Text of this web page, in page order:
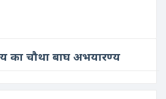
का चौथा बाघ अभयारण्य